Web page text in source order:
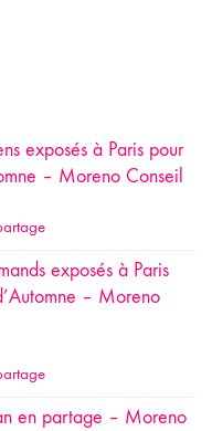
exposés à Paris pour
– Moreno Conseil
exposés à Paris
– Moreno
en partage – Moreno